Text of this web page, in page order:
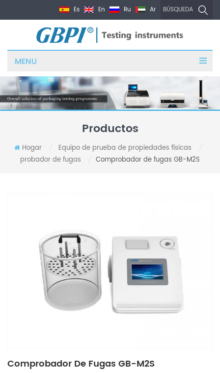
BÚSQUEDA
Es En Ru Ar
MENU
Productos
Hogar Equipo de prueba de propiedades físicas
probador de fugas Comprobador de fugas GB-M2S
Comprobador De Fugas GB-M2S